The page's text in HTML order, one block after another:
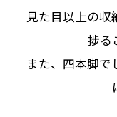
見た目以上の
捗る
また、四本脚